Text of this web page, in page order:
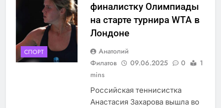
СПОРТ
финалистку Олимпиады
на старте турнира WTA в
Лондоне
Анатолий
Филатов
09.06.2025 0
1
mins
Российская теннисистка
Анастасия Захарова вышла во